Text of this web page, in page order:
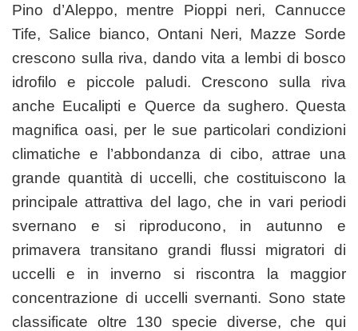
Pino d’Aleppo, mentre Pioppi neri, Cannucce
Tife, Salice bianco, Ontani Neri, Mazze Sorde
crescono sulla riva, dando vita a lembi di bosco
idrofilo e piccole paludi. Crescono sulla riva
anche Eucalipti e Querce da sughero. Questa
magnifica oasi, per le sue particolari condizioni
climatiche e l’abbondanza di cibo, attrae una
grande quantità di uccelli, che costituiscono la
principale attrattiva del lago, che in vari periodi
svernano e si riproducono, in autunno e
primavera transitano grandi flussi migratori di
uccelli e in inverno si riscontra la maggior
concentrazione di uccelli svernanti. Sono state
classificate oltre 130 specie diverse, che qui